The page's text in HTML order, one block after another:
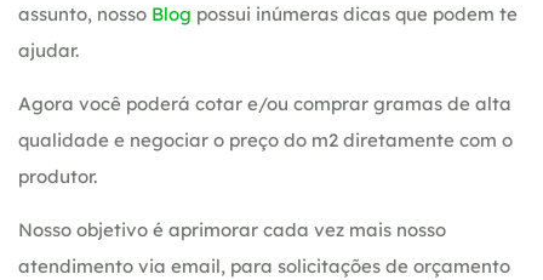
assunto, nosso Blog possui inúmeras dicas que podem te
ajudar.
Agora você poderá cotar e/ou comprar gramas de alta
qualidade e negociar o preço do m2 diretamente com o
produtor.
Nosso objetivo é aprimorar cada vez mais nosso
atendimento via email, para solicitações de orçamento